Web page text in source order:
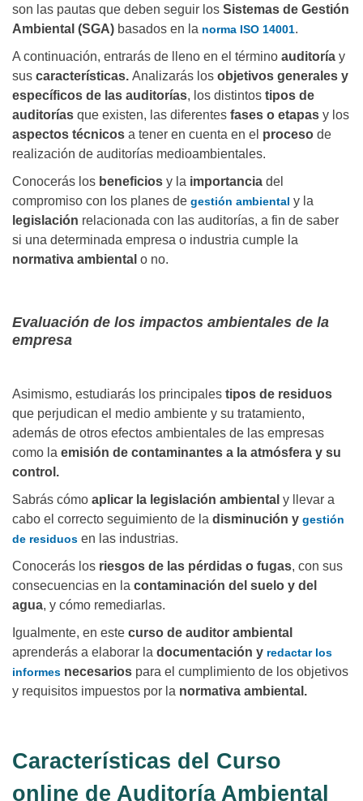
son las pautas que deben seguir los Sistemas de Gestión
Ambiental (SGA) basados en la norma ISO 14001.
A continuación, entrarás de lleno en el término auditoría y
sus características. Analizarás los objetivos generales y
específicos de las auditorías, los distintos tipos de
auditorías que existen, las diferentes fases o etapas y los
aspectos técnicos a tener en cuenta en el proceso de
realización de auditorías medioambientales.
Conocerás los beneficios y la importancia del
compromiso con los planes de gestión ambiental y la
legislación relacionada con las auditorías, a fin de saber
si una determinada empresa o industria cumple la
normativa ambiental o no.
Evaluación de los impactos ambientales de la
empresa
Asimismo, estudiarás los principales tipos de residuos
que perjudican el medio ambiente y su tratamiento,
además de otros efectos ambientales de las empresas
como la emisión de contaminantes a la atmósfera y su
control.
Sabrás cómo aplicar la legislación ambiental y llevar a
cabo el correcto seguimiento de la disminución y gestión
de residuos en las industrias.
Conocerás los riesgos de las pérdidas o fugas, con sus
consecuencias en la contaminación del suelo y del
agua, y cómo remediarlas.
Igualmente, en este curso de auditor ambiental
aprenderás a elaborar la documentación y redactar los
informes necesarios para el cumplimiento de los objetivos
y requisitos impuestos por la normativa ambiental.
Características del Curso
online de Auditoría Ambiental